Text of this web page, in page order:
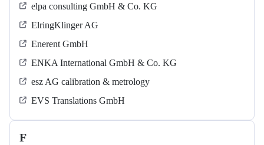
elpa consulting GmbH & Co. KG
ElringKlinger AG
Enerent GmbH
ENKA International GmbH & Co. KG
esz AG calibration & metrology
EVS Translations GmbH
F